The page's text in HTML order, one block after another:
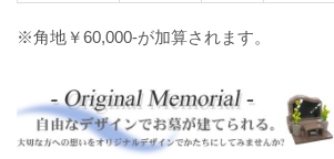
※角地￥60,000-が加算されます。